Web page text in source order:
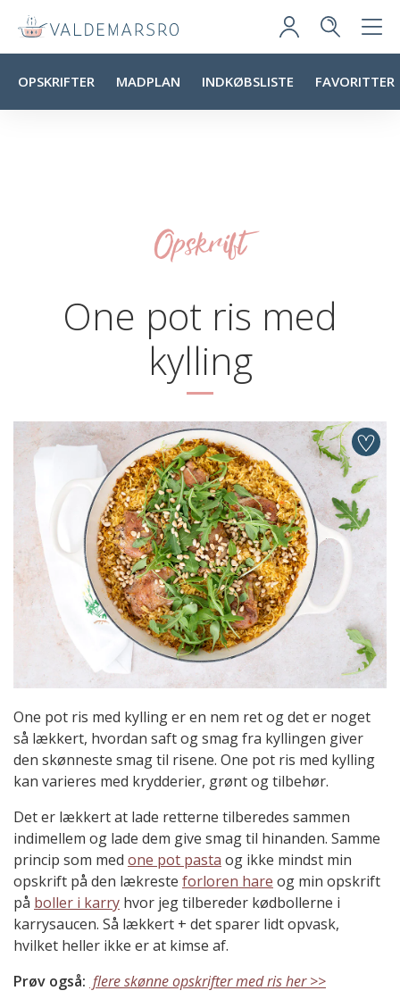
OPSKRIFTER MADPLAN INDKØBSLISTE FAVORITTER
Opskrift
One pot ris med
kylling
One pot ris med kylling er en nem ret og det er noget
så lækkert, hvordan saft og smag fra kyllingen giver
den skønneste smag til risene. One pot ris med kylling
kan varieres med krydderier, grønt og tilbehør.
Det er lækkert at lade retterne tilberedes sammen
indimellem og lade dem give smag til hinanden. Samme
princip som med one pot pasta og ikke mindst min
opskrift på den lækreste forloren hare og min opskrift
på boller i karry hvor jeg tilbereder kødbollerne i
karrysaucen. Så lækkert + det sparer lidt opvask,
hvilket heller ikke er at kimse af.
Prøv også: flere skønne opskrifter med ris her >>